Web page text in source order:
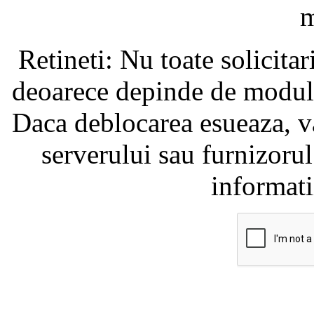
Retineti: Nu toate
deoarece depinde de
Daca deblocarea
serverului sau